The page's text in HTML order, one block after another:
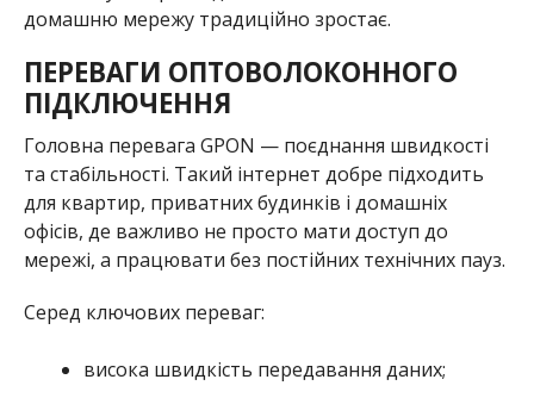
домашню мережу традиційно зростає.
ПЕРЕВАГИ ОПТОВОЛОКОННОГО
ПІДКЛЮЧЕННЯ
Головна перевага GPON — поєднання швидкості
та стабільності. Такий інтернет добре підходить
для квартир, приватних будинків і домашніх
офісів, де важливо не просто мати доступ до
мережі, а працювати без постійних технічних пауз.
Серед ключових переваг:
висока швидкість передавання даних;